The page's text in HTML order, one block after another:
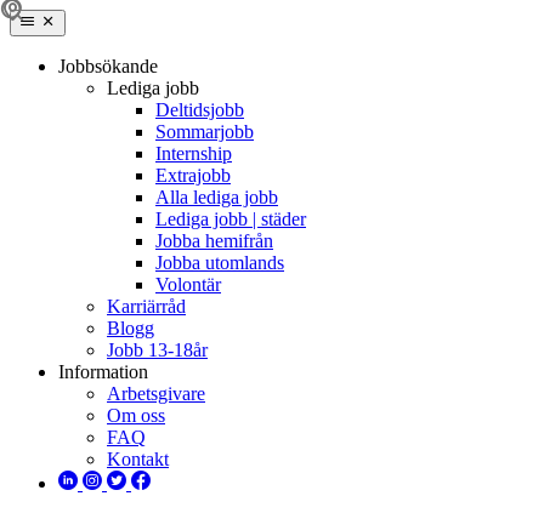
Jobbsökande
Lediga jobb
Deltidsjobb
Sommarjobb
Internship
Extrajobb
Alla lediga jobb
Lediga jobb | städer
Jobba hemifrån
Jobba utomlands
Volontär
Karriärråd
Blogg
Jobb 13-18år
Information
Arbetsgivare
Om oss
FAQ
Kontakt